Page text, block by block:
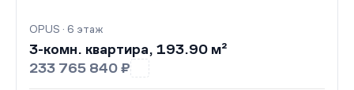
OPUS · 6 этаж
3-комн. квартира, 193.90 м²
233 765 840 ₽